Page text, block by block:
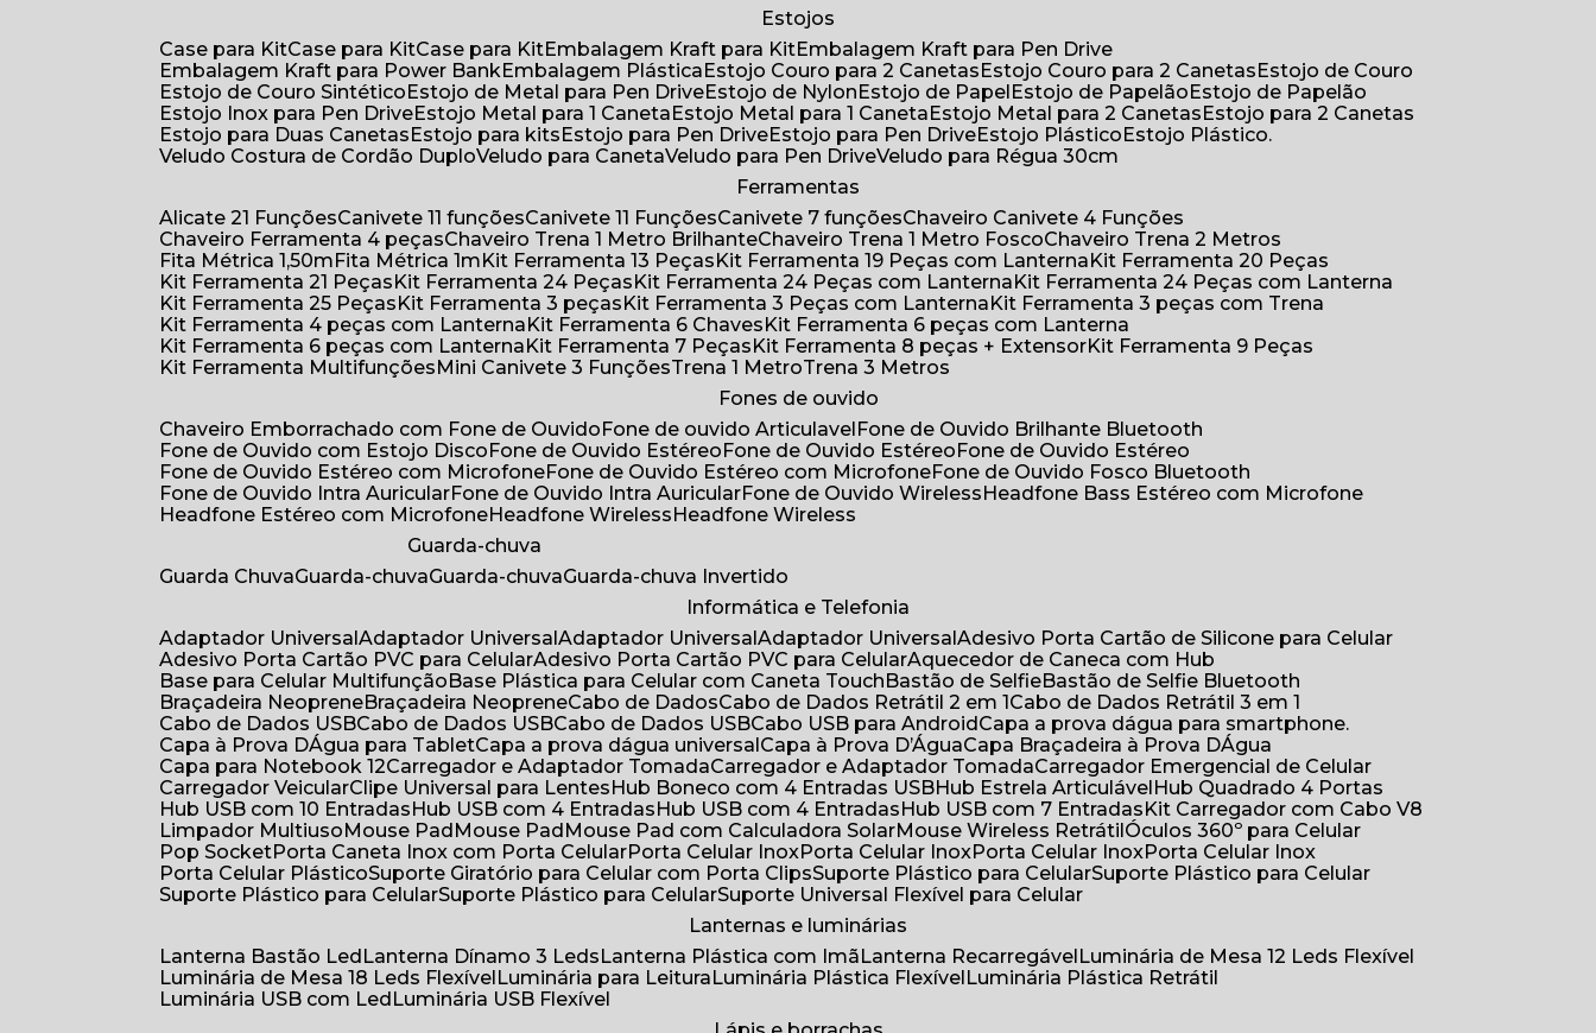
Estojos
Case para Kit
Case para Kit Case para Kit Embalagem Kraft para Kit
Embalagem Kraft para Pen Drive
Embalagem Kraft para Power Bank
Embalagem Plástica Estojo Couro para 2 Canetas Estojo Couro para 2 Canetas
Estojo de Couro
Estojo de Couro Sintético
Estojo de Metal para Pen Drive Estojo de Nylon Estojo de Papel Estojo de Papelão
Estojo de Papelão
Estojo Inox para Pen Drive
Estojo Metal para 1 Caneta Estojo Metal para 1 Caneta Estojo Metal para 2 Canetas
Estojo para 2 Canetas
Estojo para Duas Canetas
Estojo para kits Estojo para Pen Drive Estojo para Pen Drive Estojo Plástico
Estojo Plástico.
Veludo Costura de Cordão Duplo Veludo para Caneta Veludo para Pen Drive Veludo para Régua 30cm
Ferramentas
Alicate 21 Funções
Canivete 11 funções Canivete 11 Funções Canivete 7 funções
Chaveiro Canivete 4 Funções
Chaveiro Ferramenta 4 peças
Chaveiro Trena 1 Metro Brilhante Chaveiro Trena 1 Metro Fosco
Chaveiro Trena 2 Metros
Fita Métrica 1,50m
Fita Métrica 1m Kit Ferramenta 13 Peças Kit Ferramenta 19 Peças com Lanterna
Kit Ferramenta 20 Peças
Kit Ferramenta 21 Peças
Kit Ferramenta 24 Peças Kit Ferramenta 24 Peças com Lanterna
Kit Ferramenta 24 Peças com Lanterna
Kit Ferramenta 25 Peças
Kit Ferramenta 3 peças Kit Ferramenta 3 Peças com Lanterna
Kit Ferramenta 3 peças com Trena
Kit Ferramenta 4 peças com Lanterna
Kit Ferramenta 6 Chaves
Kit Ferramenta 6 peças com Lanterna
Kit Ferramenta 6 peças com Lanterna
Kit Ferramenta 7 Peças Kit Ferramenta 8 peças + Extensor
Kit Ferramenta 9 Peças
Kit Ferramenta Multifunções
Mini Canivete 3 Funções Trena 1 Metro
Trena 3 Metros
Fones de ouvido
Chaveiro Emborrachado com Fone de Ouvido
Fone de ouvido Articulavel
Fone de Ouvido Brilhante Bluetooth
Fone de Ouvido com Estojo Disco
Fone de Ouvido Estéreo Fone de Ouvido Estéreo
Fone de Ouvido Estéreo
Fone de Ouvido Estéreo com Microfone Fone de Ouvido Estéreo com Microfone Fone de Ouvido Fosco Bluetooth
Fone de Ouvido Intra Auricular Fone de Ouvido Intra Auricular Fone de Ouvido Wireless
Headfone Bass Estéreo com Microfone
Headfone Estéreo com Microfone
Headfone Wireless
Headfone Wireless
Guarda-chuva
Guarda Chuva
Guarda-chuva Guarda-chuva
Guarda-chuva Invertido
Informática e Telefonia
Adaptador Universal
Adaptador Universal Adaptador Universal Adaptador Universal
Adesivo Porta Cartão de Silicone para Celular
Adesivo Porta Cartão PVC para Celular
Adesivo Porta Cartão PVC para Celular
Aquecedor de Caneca com Hub
Base para Celular Multifunção
Base Plástica para Celular com Caneta Touch Bastão de Selfie
Bastão de Selfie Bluetooth
Braçadeira Neoprene
Braçadeira Neoprene Cabo de Dados Cabo de Dados Retrátil 2 em 1
Cabo de Dados Retrátil 3 em 1
Cabo de Dados USB
Cabo de Dados USB Cabo de Dados USB Cabo USB para Android
Capa a prova dágua para smartphone.
Capa à Prova DÁgua para Tablet
Capa a prova dágua universal Capa à Prova D’Água
Capa Braçadeira à Prova DÁgua
Capa para Notebook 12
Carregador e Adaptador Tomada Carregador e Adaptador Tomada
Carregador Emergencial de Celular
Carregador Veicular
Clipe Universal para Lentes Hub Boneco com 4 Entradas USB Hub Estrela Articulável
Hub Quadrado 4 Portas
Hub USB com 10 Entradas
Hub USB com 4 Entradas Hub USB com 4 Entradas Hub USB com 7 Entradas
Kit Carregador com Cabo V8
Limpador Multiuso
Mouse Pad Mouse Pad Mouse Pad com Calculadora Solar Mouse Wireless Retrátil
Óculos 360º para Celular
Pop Socket
Porta Caneta Inox com Porta Celular Porta Celular Inox Porta Celular Inox Porta Celular Inox
Porta Celular Inox
Porta Celular Plástico
Suporte Giratório para Celular com Porta Clips Suporte Plástico para Celular Suporte Plástico para Celular
Suporte Plástico para Celular Suporte Plástico para Celular Suporte Universal Flexível para Celular
Lanternas e luminárias
Lanterna Bastão Led
Lanterna Dínamo 3 Leds Lanterna Plástica com Imã Lanterna Recarregável
Luminária de Mesa 12 Leds Flexível
Luminária de Mesa 18 Leds Flexível
Luminária para Leitura Luminária Plástica Flexível
Luminária Plástica Retrátil
Luminária USB com Led
Luminária USB Flexível